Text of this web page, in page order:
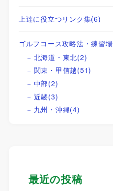
上達に役立つリンク集(6)
ゴルフコース攻略法・練習場
北海道・東北(2)
関東・甲信越(51)
中部(2)
近畿(3)
九州・沖縄(4)
最近の投稿